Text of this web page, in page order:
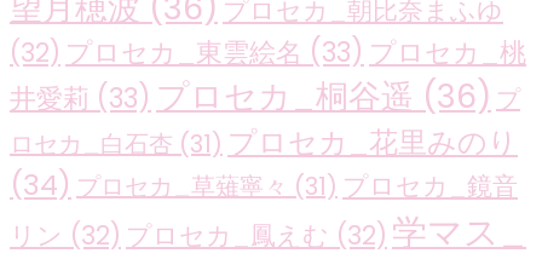
プロセカ_朝比奈まふゆ
(32) プロセカ_東雲絵名 (33) プロセカ_桃
井愛莉 (33) プロセカ_桐谷遥 (36) プ
ロセカ_白石杏 (31) プロセカ_花里みのり
(34) プロセカ_草薙寧々 (31) プロセカ_鏡音
リン (32) プロセカ_鳳えむ (32) 学マス_